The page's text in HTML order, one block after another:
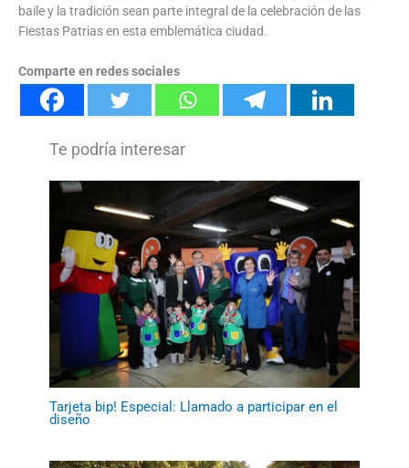
baile y la tradición sean parte integral de la celebración de las
Fiestas Patrias en esta emblemática ciudad.
Comparte en redes sociales
Tarjeta bip! Especial: Llamado a participar en el
diseño